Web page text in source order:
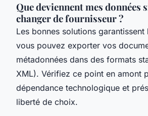
Que deviennent mes données
changer de fournisseur ?
Les bonnes solutions
vous pouvez exporter vos
métadonnées dans des formats
XML). Vérifiez ce point en amont
dépendance technologique et
liberté de choix.